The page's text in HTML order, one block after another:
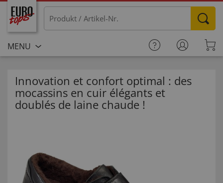
MENU
Innovation et confort optimal : des
mocassins en cuir élégants et
doublés de laine chaude !